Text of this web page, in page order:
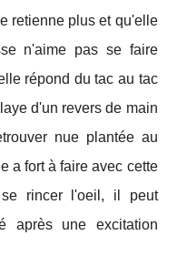
retienne plus et qu'elle
n'aime pas se faire
répond du tac au tac
d'un revers de main
nue plantée au
a fort à faire avec cette
rincer l'oeil, il peut
après une excitation